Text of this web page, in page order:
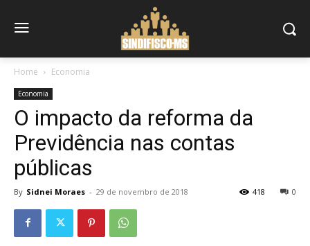
Home Economia
Economia
O impacto da reforma da
Previdência nas contas
públicas
By Sidnei Moraes - 29 de novembro de 2018 0
418